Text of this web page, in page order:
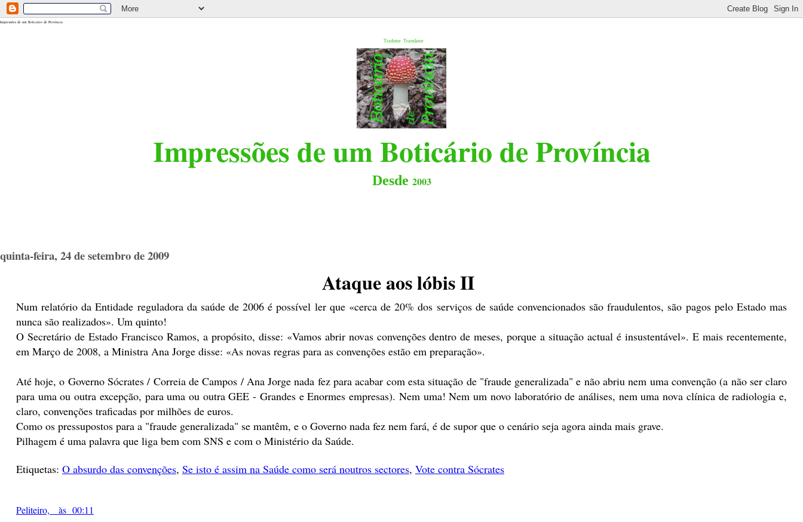
<$BlogRSDUrl$>
Impressões de um Boticário de Província
Tradutor Translator
Impressões de um Boticário de Província
Desde 2003
quinta-feira, 24 de setembro de 2009
Ataque aos lóbis II
Num relatório da Entidade reguladora da saúde de 2006 é possível ler que «cerca de 20% dos serviços de saúde convencionados são fraudulentos, são pagos pelo Estado mas
nunca são realizados». Um quinto!
O Secretário de Estado Francisco Ramos, a propósito, disse: «Vamos abrir novas convenções dentro de meses, porque a situação actual é insustentável». E mais recentemente,
em Março de 2008, a Ministra Ana Jorge disse: «As novas regras para as convenções estão em preparação».
Até hoje, o Governo Sócrates / Correia de Campos / Ana Jorge nada fez para acabar com esta situação de "fraude generalizada" e não abriu nem uma convenção (a não ser claro
para uma ou outra excepção, para uma ou outra GEE - Grandes e Enormes empresas). Nem uma! Nem um novo laboratório de análises, nem uma nova clínica de radiologia e,
claro, convenções traficadas por milhões de euros.
Como os pressupostos para a "fraude generalizada" se mantêm, e o Governo nada fez nem fará, é de supor que o cenário seja agora ainda mais grave.
Pilhagem é uma palavra que liga bem com SNS e com o Ministério da Saúde.
Etiquetas: O absurdo das convenções, Se isto é assim na Saúde como será noutros sectores, Vote contra Sócrates
Peliteiro, às 00:11